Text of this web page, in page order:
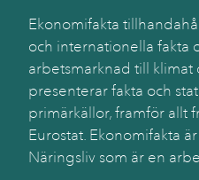
Ekonomifakta
och internationella fakta
arbetsmarknad till klimat
presenterar fakta och
primärkällor, framför allt
Eurostat. Ekonomifakta
Näringsliv som är en